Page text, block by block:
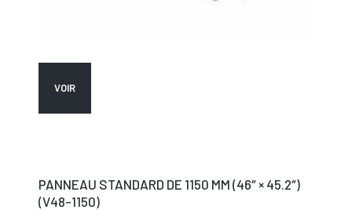
VOIR
PANNEAU STANDARD DE 1150 MM (46″ × 45.2″)
(V48-1150)